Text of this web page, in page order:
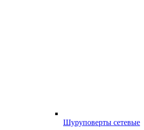
Шуруповерты сетевые